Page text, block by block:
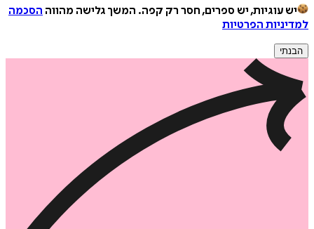
יש עוגיות, יש ספרים, חסר רק קפה. המשך גלישה מהווה הסכמה
למדיניות הפרטיות
הבנתי